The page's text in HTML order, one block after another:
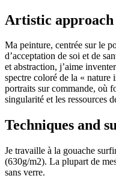
Artistic approach
Ma peinture, centrée sur le
d’acceptation de soi et de
et abstraction, j’aime
spectre coloré de la « nature
portraits sur commande, où
singularité et les ressources
Techniques and
Je travaille à la gouache
(630g/m2). La plupart de
sans verre.